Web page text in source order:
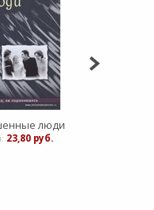
люди
23,80 руб.